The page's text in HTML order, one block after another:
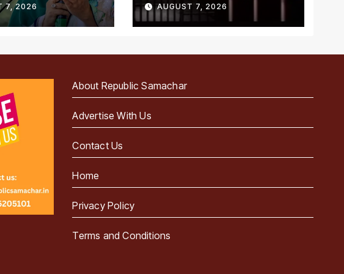
7, 2026 AUGUST 7, 2026
About Republic Samachar
Advertise With Us
Contact Us
Home
Privacy Policy
Terms and Conditions